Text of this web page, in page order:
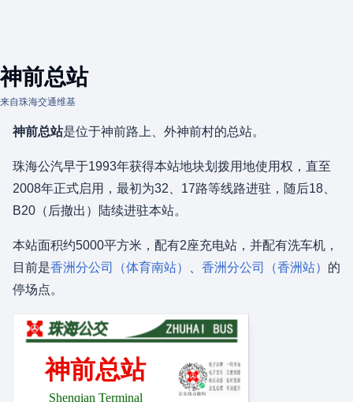
神前总站
来自珠海交通维基
神前总站是位于神前路上、外神前村的总站。
珠海公汽早于1993年获得本站地块划拨用地使用权，直至
2008年正式启用，最初为32、17路等线路进驻，随后18、
B20（后撤出）陆续进驻本站。
本站面积约5000平方米，配有2座充电站，并配有洗车机，
目前是香洲分公司（体育南站） 香洲分公司（香洲站） 的
停场点。
神前总站
Shenqian Terminal